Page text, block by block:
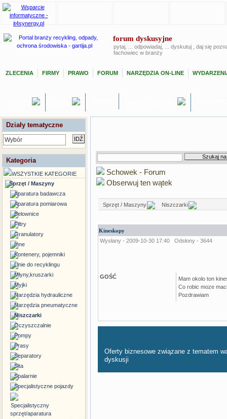
forum dyskusyjne
pytaj, ... odpowiadaj, ... dyskutuj , daj się
fachowiec w branży
ZLECENIA FIRMY PRAWO FORUM NARZĘDZIA ON-LINE
Działy tematyczne
Wybór
Kategoria
WSZYSTKIE KATEGORIE
Sprzęt / Maszyny
Aparatura badawcza
Aparatura pomiarowa
Belownice
Filtry
Granulatory
Inne
Kontenery, pojemniki
Linie do recyklingu
Młyny,kruszarki
Myjki
Narzędzia hydrauliczne
Narzędzia pneumatyczne
Niszczarki
Oczyszczalnie
Pompy
Prasy
Separatory
Sita
Spalarnie
Specjalistyczne pojazdy
Specjalistyczny
sprzęt/aparatura
Schowek - Forum
Obserwuj ten wątek
Sprzęt / Maszyny Niszczarki
Kineskopy
Wysłany - 2009-10-30 17:40
Odsłony - 3644
GOŚĆ
Mam okolo ton
Co robic moze
Pozdrawiam
Oferty biznesowe związane z tematem
dyskusji